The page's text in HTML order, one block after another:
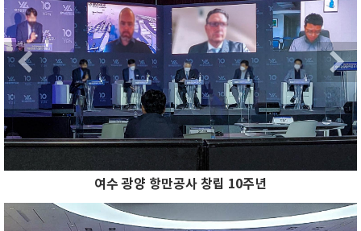
Previous
여수 광양 항만공사 창립 10주년
Previous